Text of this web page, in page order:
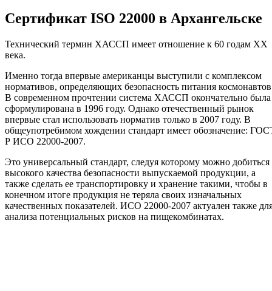
Сертификат ISO 22000 в Архангельске
Технический термин ХАССП имеет отношение к 60 годам XX
века.
Именно тогда впервые американцы выступили с комплексом
нормативов, определяющих безопасность питания
В современном прочтении система ХАССП окончательно была
сформулирована в 1996 году. Однако отечественный рынок
впервые стал использовать норматив только в 2007 году. В
общеупотребимом хождении стандарт имеет обозначение:
Р ИСО 22000-2007.
Это универсальный стандарт, следуя которому можно добиться
высокого качества безопасности выпускаемой продукции, а
также сделать ее транспортировку и хранение такими, чтобы в
конечном итоге продукция не теряла своих изначальных
качественных показателей. ИСО 22000-2007 актуален также
анализа потенциальных рисков на пищекомбинатах.